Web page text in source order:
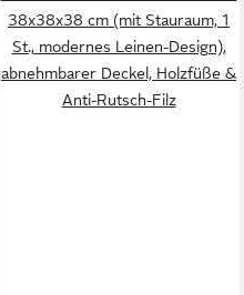
38x38x38 cm (mit Stauraum, 1
St., modernes Leinen-Design),
abnehmbarer Deckel, Holzfüße &
Anti-Rutsch-Filz